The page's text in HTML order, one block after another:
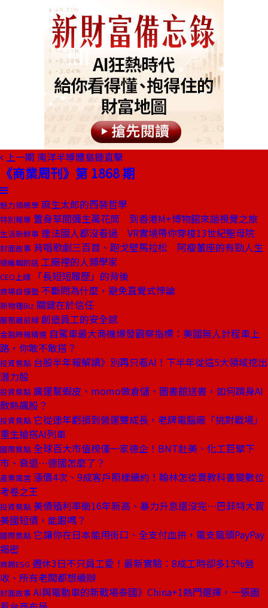
上一期 南洋半導體島鏈直擊
《商業周刊》第 1868 期
魅力領導學 麻生太郎的西裝哲學
特別報導 置身草間彌生萬花筒 到香港M+博物館來趟視覺之旅
生活新鮮事 連法國人都沒看過 VR實境帶你穿梭13世紀聖母院
封面故事 背唱歌劇三百首、跑戈壁馬拉松 阿瘦董座的有勁人生
總編輯的話 工廠裡的人類學家
CEO上線 「長短短履歷」的背後
商場自慢塾 不斷問為什麼，避免直覺式悖論
新物種Biz 關鍵在於信任
服務最前線 創造員工的安全感
金融時報精選 自駕車最大商機爆發觀察指標：美國無人計程車上
路，你敢不敢搭？
投資焦點 台股半年報解讀》別再只看AI！下半年從這5大領域挖出
潛力股
投資焦點 廣運幫蝦皮、momo做倉儲、圖書館送書，如何躋身AI
散熱飆股？
投資焦點 它從連年虧損到營運雙成長，老牌電腦廠「挑對戰場」
重生搶搭AI列車
國際焦點 全球百大市值榜僅一家德企！BNT赴美、化工巨擘下
市、衰退⋯德國怎麼了？
產業風雲 漲價4次、9成客戶照樣續約！翰林怎從賣教科書變數位
考卷之王
投資焦點 美債殖利率衝16年新高、暴力升息還沒完⋯巴菲特大買
美國短債，能跟嗎？
國際焦點 它讓你在日本能用街口、全支付血拚，電支龍頭PayPay
揭密
商周ESG 週休3日不只員工愛！最新實驗：8成工時卻多15%營
收、所有老闆都想續辦
封面故事 AI與電動車的新戰場泰國》China+1熱門選擇，一張圖